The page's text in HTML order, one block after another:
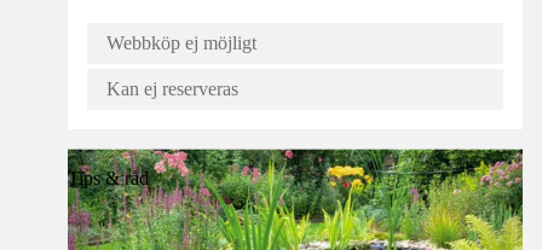
Webbköp ej möjligt
Kan ej reserveras
Tips & råd